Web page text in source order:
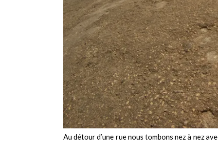
Au détour d’une rue nous tombons nez à nez